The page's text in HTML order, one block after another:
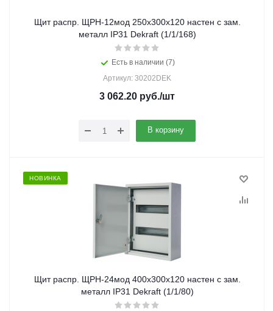
Щит распр. ЩРН-12мод 250х300х120 настен с зам.
металл IP31 Dekraft (1/1/168)
Есть в наличии (7)
Артикул: 30202DEK
3 062.20 руб./шт
В корзину
НОВИНКА
Щит распр. ЩРН-24мод 400х300х120 настен с зам.
металл IP31 Dekraft (1/1/80)